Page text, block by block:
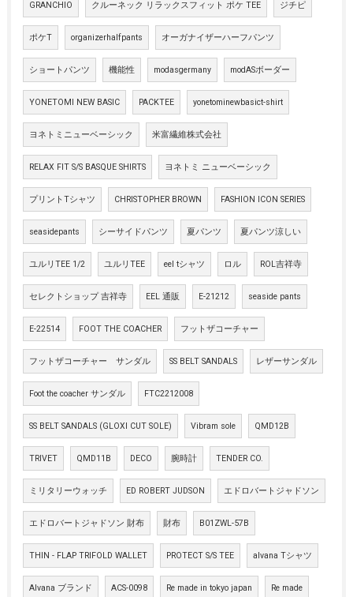
GRANCHIO クルーネック リラックスフィット ポケ TEE ジチピ
ポケT organizerhalfpants オーガナイザーハーフパンツ
ショートパンツ 機能性 modasgermany modASボーダー
YONETOMI NEW BASIC PACKTEE yonetominewbasict-shirt
ヨネトミニューベーシック 米富繊維株式会社
RELAX FIT S/S BASQUE SHIRTS ヨネトミ ニューベーシック
プリントTシャツ CHRISTOPHER BROWN FASHION ICON SERIES
seasidepants シーサイドパンツ 夏パンツ 夏パンツ涼しい
ユルリTEE 1/2 ユルリTEE eel tシャツ ロル ROL吉祥寺
セレクトショップ 吉祥寺 EEL 通販 E-21212 seaside pants
E-22514 FOOT THE COACHER フットザコーチャー
フットザコーチャー サンダル SS BELT SANDALS レザーサンダル
Foot the coacher サンダル FTC2212008
SS BELT SANDALS (GLOXI CUT SOLE) Vibram sole QMD12B
TRIVET QMD11B DECO 腕時計 TENDER CO.
ミリタリーウォッチ ED ROBERT JUDSON エドロバートジャドソン
エドロバートジャドソン 財布 財布 B01ZWL-57B
THIN - FLAP TRIFOLD WALLET PROTECT S/S TEE alvana Tシャツ
Alvana ブランド ACS-0098 Re made in tokyo japan Re made